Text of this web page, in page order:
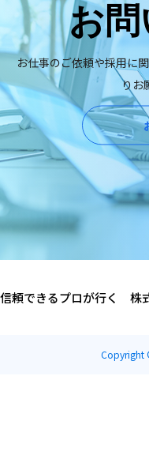
お
お仕事のご依頼や採用に
りお
信頼できるプロが行く 株
Copyright